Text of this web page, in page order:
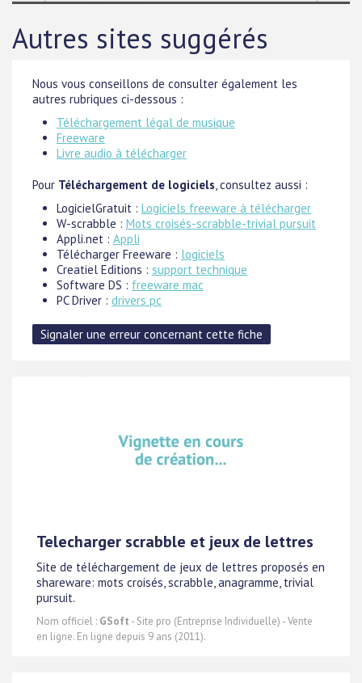
Autres sites suggérés
Nous vous conseillons de consulter également les
autres rubriques ci-dessous :
Téléchargement légal de musique
Freeware
Livre audio à télécharger
Pour Téléchargement de logiciels, consultez aussi :
LogicielGratuit : Logiciels freeware à télécharger
W-scrabble : Mots croisés-scrabble-trivial pursuit
Appli.net : Appli
Télécharger Freeware : logiciels
Creatiel Editions : support technique
Software DS : freeware mac
PC Driver : drivers pc
Telecharger scrabble et jeux de lettres
Site de téléchargement de jeux de lettres proposés en
shareware: mots croisés, scrabble, anagramme, trivial
pursuit.
Nom officiel : GSoft - Site pro (Entreprise Individuelle) - Vente
en ligne. En ligne depuis 9 ans (2011).